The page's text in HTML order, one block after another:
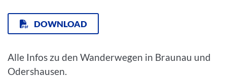
DOWNLOAD
Alle Infos zu den Wanderwegen in Braunau und
Odershausen.